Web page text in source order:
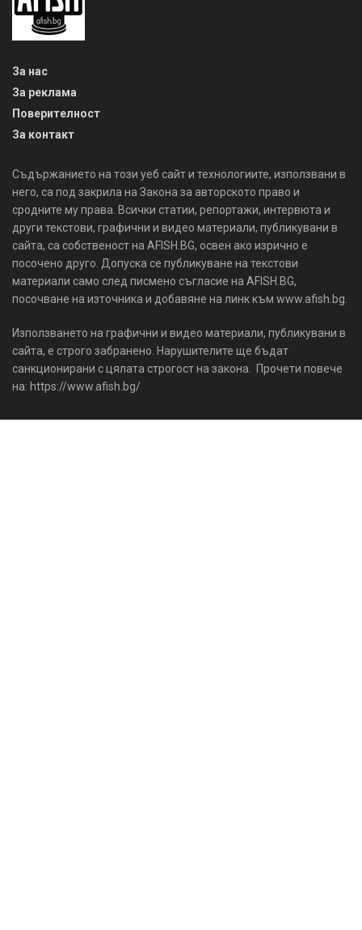
За нас
За реклама
Поверителност
За контакт
Съдържанието на този уеб сайт и технологиите, използвани в
него, са под закрила на Закона за авторското право и
сродните му права. Всички статии, репортажи, интервюта и
други текстови, графични и видео материали, публикувани в
сайта, са собственост на AFISH.BG, освен ако изрично е
посочено друго. Допуска се публикуване на текстови
материали само след писмено съгласие на AFISH.BG,
посочване на източника и добавяне на линк към www.afish.bg.
Използването на графични и видео материали, публикувани в
сайта, е строго забранено. Нарушителите ще бъдат
санкционирани с цялата строгост на закона. Прочети повече
на: https://www.afish.bg/